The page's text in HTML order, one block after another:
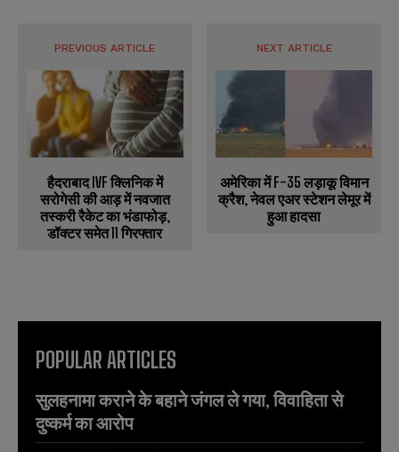
PREVIOUS ARTICLE
हैदराबाद IVF क्लिनिक में
सरोगेसी की आड़ में नवजात
तस्करी रैकेट का भंडाफोड़,
डॉक्टर समेत 11 गिरफ्तार
NEXT ARTICLE
अमेरिका में F-35 लड़ाकू विमान
क्रैश, नेवल एअर स्टेशन लेमूर में
हुआ हादसा
POPULAR ARTICLES
सुलहनामा कराने के बहाने जंगल ले गया, विवाहिता से
दुष्कर्म का आरोप